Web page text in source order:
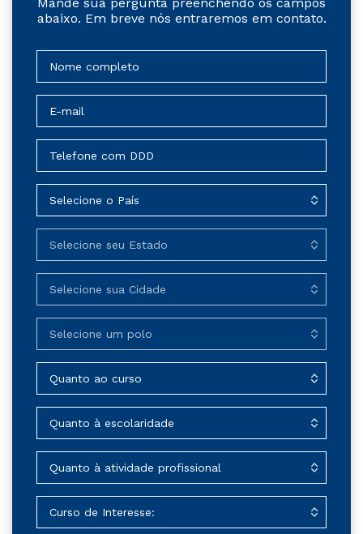
abaixo. Em breve nós entraremos em contato.